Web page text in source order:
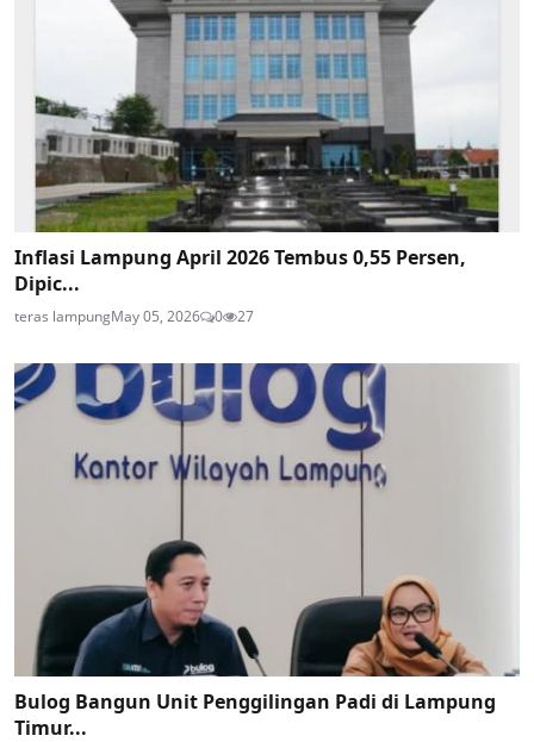
Inflasi Lampung April 2026 Tembus 0,55 Persen,
Dipic...
teras lampungMay 05, 2026 0 27
Bulog Bangun Unit Penggilingan Padi di Lampung
Timur...